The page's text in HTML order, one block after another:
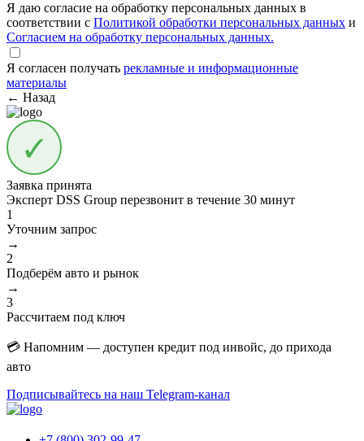
Я даю согласие на обработку персональных данных в
соответствии с Политикой обработки персональных данных и
Согласием на обработку персональных данных.
Я согласен получать рекламные и информационные
материалы
← Назад
Заявка принята
Эксперт DSS Group перезвонит в течение 30 минут
1
Уточним запрос
→
2
Подберём авто и рынок
→
3
Рассчитаем под ключ
💳 Напомним — доступен кредит под инвойс, до прихода
авто
Подписывайтесь на наш Telegram-канал